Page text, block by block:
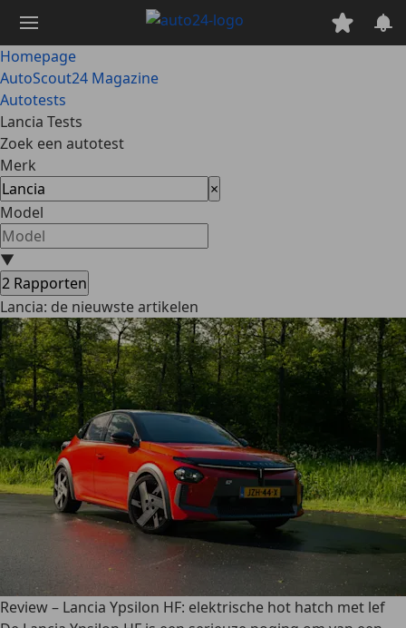
naar
hoofdinhoud
Homepage
AutoScout24 Magazine
Autotests
Lancia Tests
Zoek een autotest
Merk
×
Model
▼
2 Rapporten
Lancia: de nieuwste artikelen
Review – Lancia Ypsilon HF: elektrische hot hatch met lef